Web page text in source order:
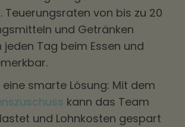
Teuerungsraten von bis zu 20
und Getränken
Tag beim Essen und
smarte Lösung: Mit dem
kann das Team
und Lohnkosten gespart